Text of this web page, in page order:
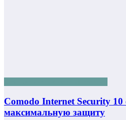
Comodo Internet Security 10
максимальную защиту